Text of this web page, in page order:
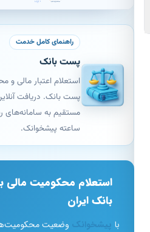
راهنمای کامل خدمت
پست بانک
استعلام اعتبار مالی و
پست بانک. دریافت آنلاین و
ساعته پیشخوانک.
استعلام محکومیت مالی
بانک ایران
پیشخوانک وضعیت محکومیت‌های